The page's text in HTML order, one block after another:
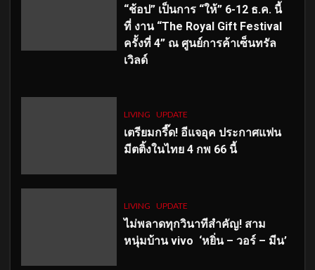
“ช้อป” เป็นการ “ให้” 6-12 ธ.ค. นี้
ที่ งาน “The Royal Gift Festival
ครั้งที่ 4” ณ ศูนย์การค้าเซ็นทรัล
เวิลด์
LIVING UPDATE
เตรียมกรี๊ด! อีแจอุค ประกาศแฟน
มีตติ้งในไทย 4 กพ 66 นี้
LIVING UPDATE
ไม่พลาดทุกวินาทีสำคัญ! สาม
หนุ่มบ้าน vivo ‘หยิ่น – วอร์ – มีน’